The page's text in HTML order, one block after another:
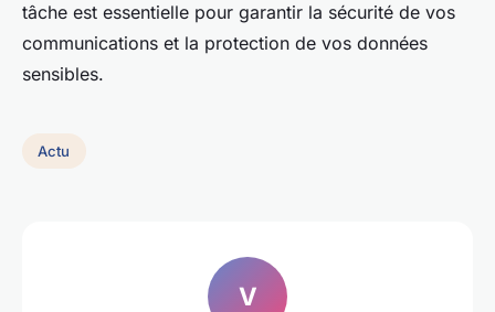
tâche est essentielle pour garantir la sécurité de vos
communications et la protection de vos données
sensibles.
Actu
V